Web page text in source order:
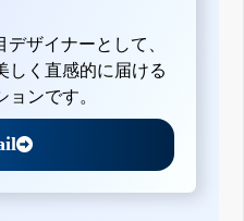
ザイナーとして、
しく直感的に届ける
ンです。